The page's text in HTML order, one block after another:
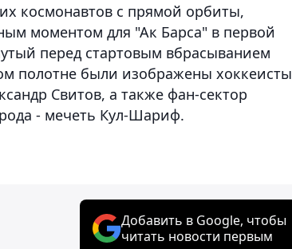
космонавтов с прямой орбиты,
моментом для "Ак Барса" в первой
перед стартовым вбрасыванием
полотне были изображены хоккеисты
Свитов, а также фан-сектор
- мечеть Кул-Шариф.
Добавить в Google, чтобы
читать новости первым